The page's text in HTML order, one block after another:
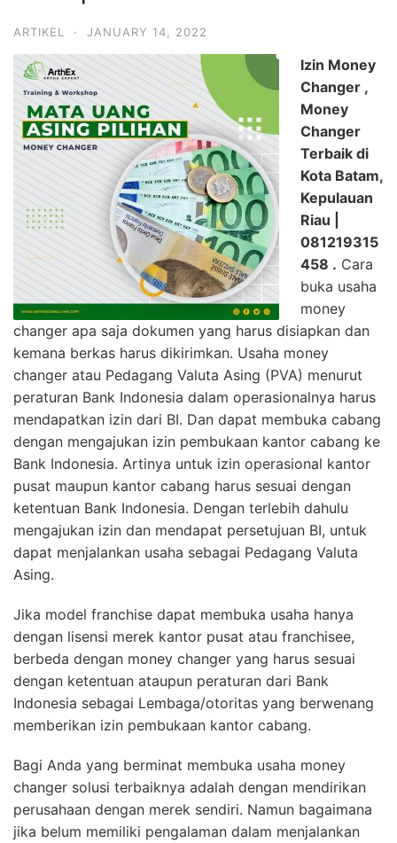
ARTIKEL · JANUARY 14, 2022
Izin Money
Changer ,
Money
Changer
Terbaik di
Kota Batam,
Kepulauan
Riau |
081219315
458 . Cara
buka usaha
money
changer apa saja dokumen yang harus disiapkan dan
kemana berkas harus dikirimkan. Usaha money
changer atau Pedagang Valuta Asing (PVA) menurut
peraturan Bank Indonesia dalam operasionalnya harus
mendapatkan izin dari BI. Dan dapat membuka cabang
dengan mengajukan izin pembukaan kantor cabang ke
Bank Indonesia. Artinya untuk izin operasional kantor
pusat maupun kantor cabang harus sesuai dengan
ketentuan Bank Indonesia. Dengan terlebih dahulu
mengajukan izin dan mendapat persetujuan BI, untuk
dapat menjalankan usaha sebagai Pedagang Valuta
Asing.
Jika model franchise dapat membuka usaha hanya
dengan lisensi merek kantor pusat atau franchisee,
berbeda dengan money changer yang harus sesuai
dengan ketentuan ataupun peraturan dari Bank
Indonesia sebagai Lembaga/otoritas yang berwenang
memberikan izin pembukaan kantor cabang.
Bagi Anda yang berminat membuka usaha money
changer solusi terbaiknya adalah dengan mendirikan
perusahaan dengan merek sendiri. Namun bagaimana
jika belum memiliki pengalaman dalam menjalankan